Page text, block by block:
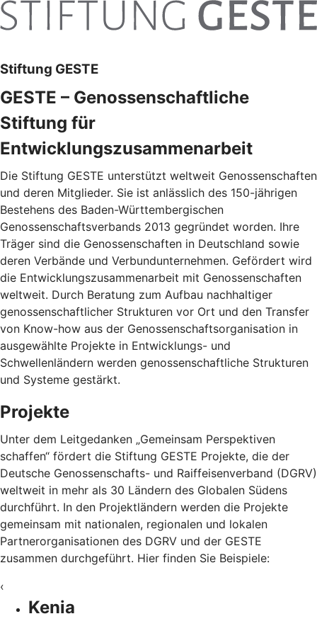
Stiftung GESTE
GESTE – Genossenschaftliche
Stiftung für
Entwicklungszusammenarbeit
Die Stiftung GESTE unterstützt weltweit Genossenschaften
und deren Mitglieder. Sie ist anlässlich des 150-jährigen
Bestehens des Baden-Württembergischen
Genossenschaftsverbands 2013 gegründet worden. Ihre
Träger sind die Genossenschaften in Deutschland sowie
deren Verbände und Verbundunternehmen. Gefördert wird
die Entwicklungszusammenarbeit mit Genossenschaften
weltweit. Durch Beratung zum Aufbau nachhaltiger
genossenschaftlicher Strukturen vor Ort und den Transfer
von Know-how aus der Genossenschaftsorganisation in
ausgewählte Projekte in Entwicklungs- und
Schwellenländern werden genossenschaftliche Strukturen
und Systeme gestärkt.
Projekte
Unter dem Leitgedanken „Gemeinsam Perspektiven
schaffen“ fördert die Stiftung GESTE Projekte, die der
Deutsche Genossenschafts- und Raiffeisenverband (DGRV)
weltweit in mehr als 30 Ländern des Globalen Südens
durchführt. In den Projektländern werden die Projekte
gemeinsam mit nationalen, regionalen und lokalen
Partnerorganisationen des DGRV und der GESTE
zusammen durchgeführt. Hier finden Sie Beispiele:
‹
Kenia